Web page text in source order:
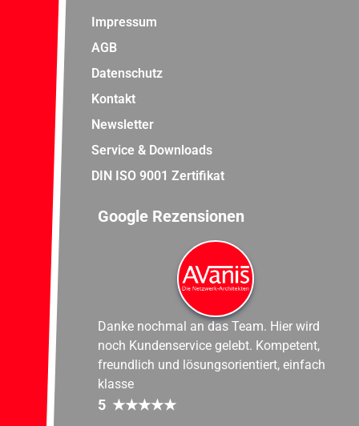
Impressum
AGB
Datenschutz
Kontakt
Newsletter
Service & Downloads
DIN ISO 9001 Zertifikat
Google Rezensionen
Danke nochmal an das Team. Hier wird
noch Kundenservice gelebt. Kompetent,
freundlich und lösungsorientiert, einfach
klasse
5 ★★★★★